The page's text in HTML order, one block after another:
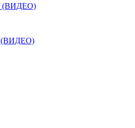
(ВИДЕО)
(ВИДЕО)